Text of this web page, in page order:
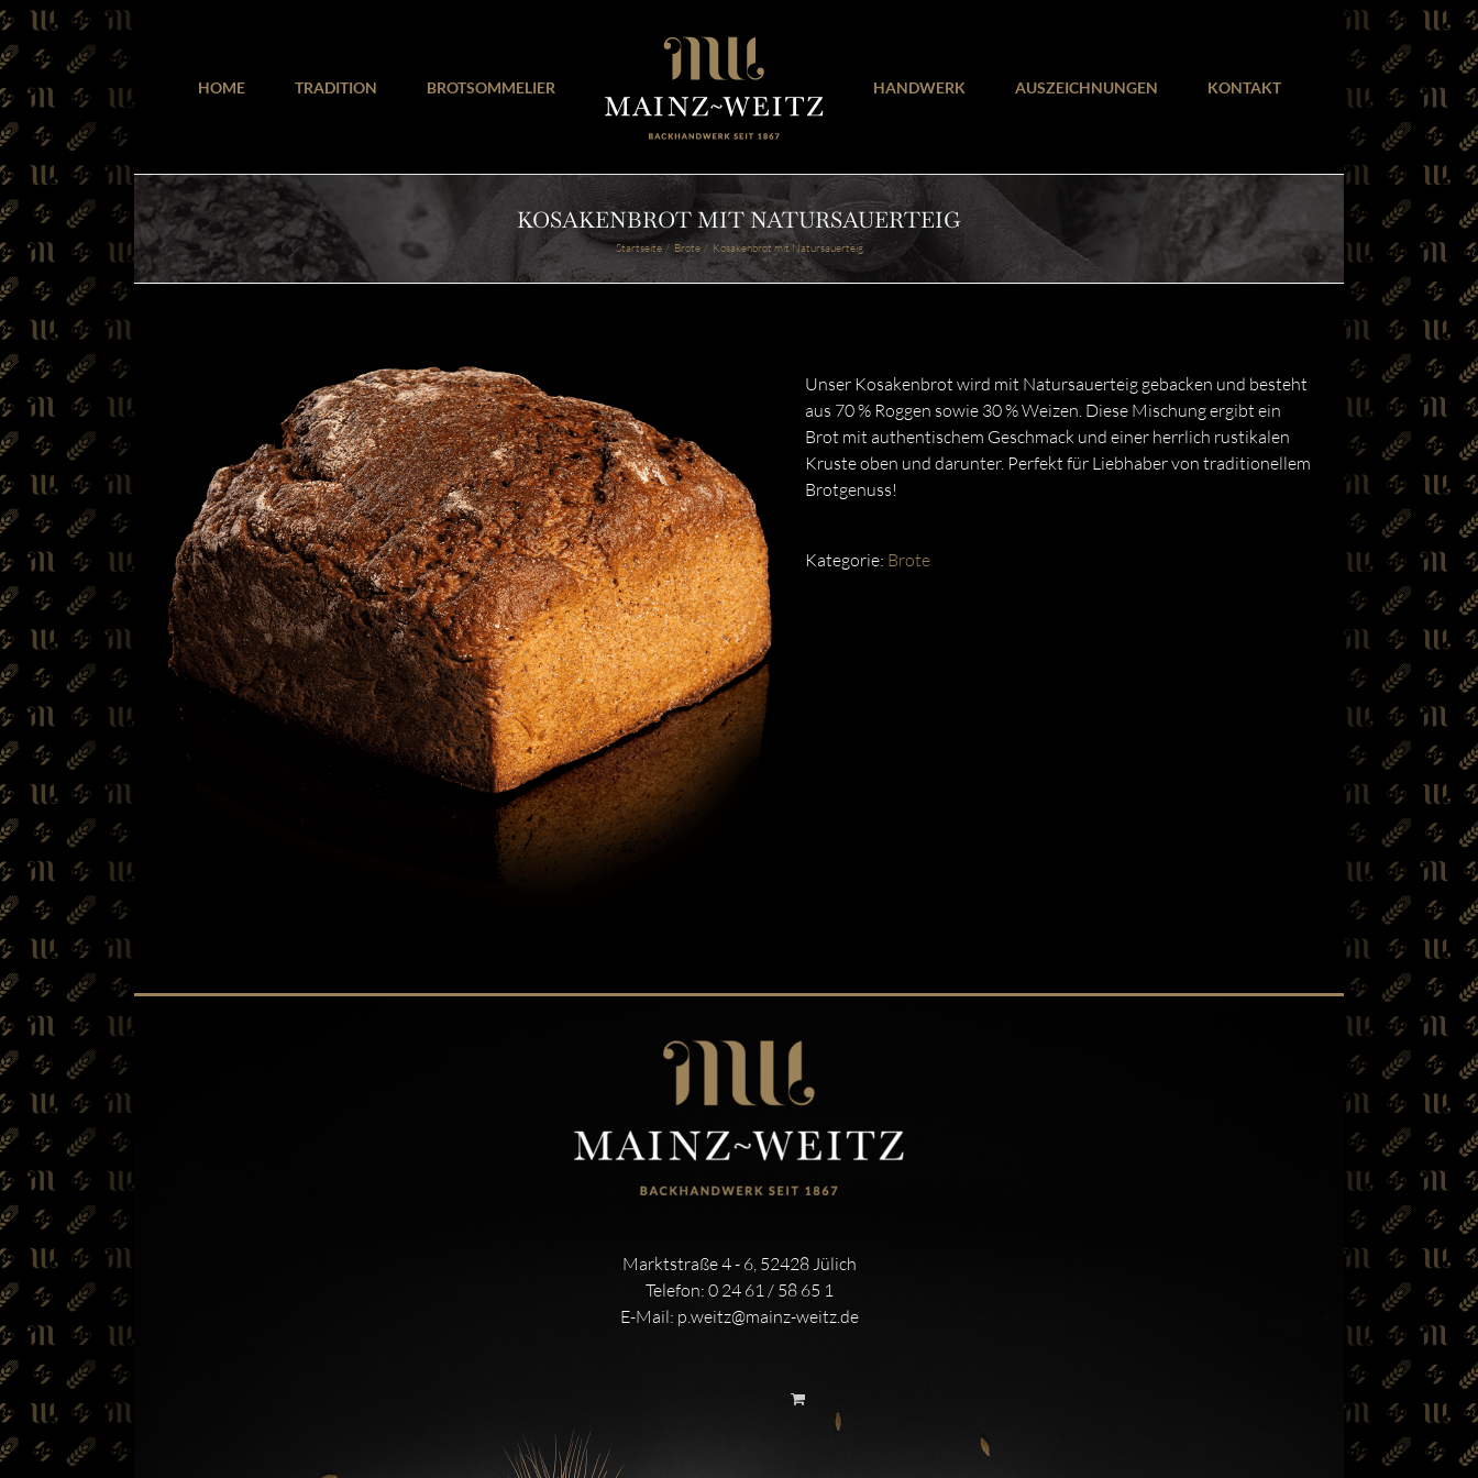
Zum
springen
HOME TRADITION BROTSOMMELIER HANDWERK AUSZEICHNUNGEN KONTAKT
KOSAKENBROT MIT NATURSAUERTEIG
Startseite Brote Kosakenbrot mit Natursauerteig
Unser Kosakenbrot wird mit Natursauerteig gebacken und besteht
aus 70 % Roggen sowie 30 % Weizen. Diese Mischung ergibt ein
Brot mit authentischem Geschmack und einer herrlich rustikalen
Kruste oben und darunter. Perfekt für Liebhaber von traditionellem
Brotgenuss!
Kategorie: Brote
Marktstraße 4 - 6, 52428 Jülich
Telefon: 0 24 61 / 58 65 1
E-Mail: p.weitz@mainz-weitz.de